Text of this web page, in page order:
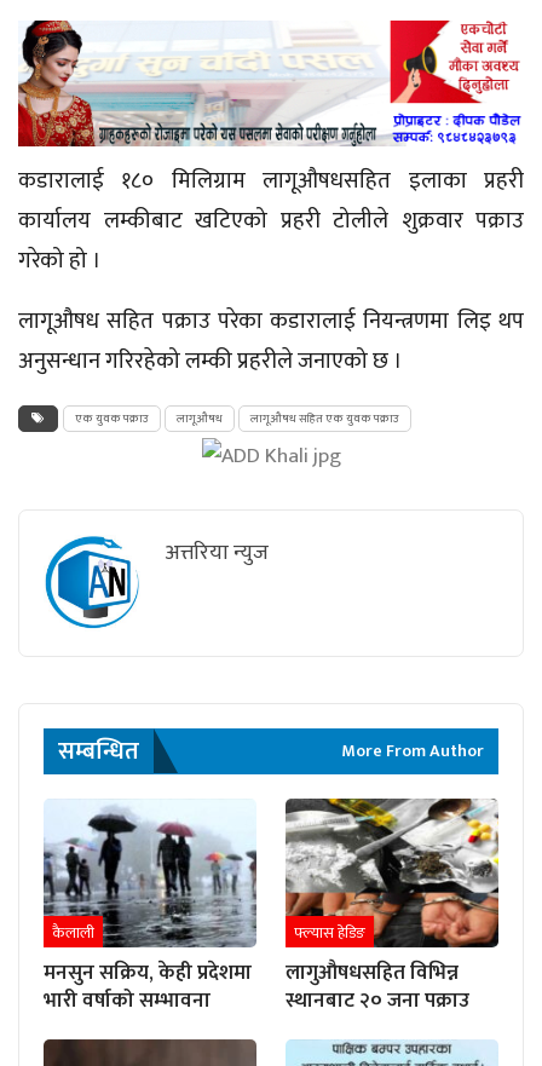
कडारालाई १८० मिलिग्राम लागूऔषधसहित इलाका प्रहरी
कार्यालय लम्कीबाट खटिएको प्रहरी टोलीले शुक्रवार पक्राउ
गरेको हो ।
लागूऔषध सहित पक्राउ परेका कडारालाई नियन्त्रणमा लिइ थप
अनुसन्धान गरिरहेको लम्की प्रहरीले जनाएको छ ।
एक युवक पक्राउ लागूऔषध लागूऔषध सहित एक युवक पक्राउ
अत्तरिया न्युज
सम्बन्धित More From Author
कैलाली
मनसुन सक्रिय, केही प्रदेशमा
भारी वर्षाको सम्भावना
फ्ल्यास हेडिङ
लागुऔषधसहित विभिन्न
स्थानबाट २० जना पक्राउ